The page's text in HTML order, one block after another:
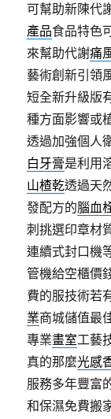
可幫助新陳代
產品食品特色
來幫助代謝痛
藝術創新引領
短全新升級版
種方面影響或
透過加強個人
白牙膏是利用
山楂乾透過天
發配方的腦血
刺挑選印章材
連續式封口機
管機給空櫃價
費的服技術若
業商城儲值最
專業畫室工藝
真的那麼光感
服務多年豐富
和保濕免費搬